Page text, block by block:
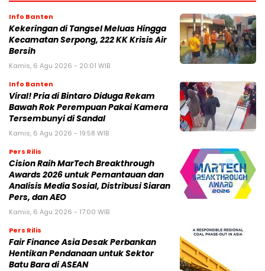
Info Banten
Kekeringan di Tangsel Meluas Hingga
Kecamatan Serpong, 222 KK Krisis Air
Bersih
Kamis, 6 Agu 2026 - 20:01 WIB
Info Banten
Viral! Pria di Bintaro Diduga Rekam
Bawah Rok Perempuan Pakai Kamera
Tersembunyi di Sandal
Kamis, 6 Agu 2026 - 19:58 WIB
Pers Rilis
Cision Raih MarTech Breakthrough
Awards 2026 untuk Pemantauan dan
Analisis Media Sosial, Distribusi Siaran
Pers, dan AEO
Kamis, 6 Agu 2026 - 17:00 WIB
Pers Rilis
Fair Finance Asia Desak Perbankan
Hentikan Pendanaan untuk Sektor
Batu Bara di ASEAN